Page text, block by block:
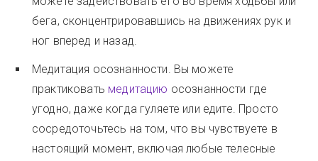
бега, сконцентрировавшись на движениях рук и
ног вперед и назад.
Медитация осознанности. Вы можете
практиковать медитацию осознанности где
угодно, даже когда гуляете или едите. Просто
сосредоточьтесь на том, что вы чувствуете в
настоящий момент, включая любые телесные